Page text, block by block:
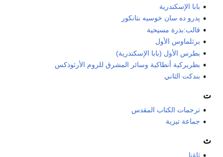
بابا الإسكندرية
پدرو ده سان خوسيه بتانكور
قالب:بذرة مسيحية
برثلماوس الأول
بطرس الأول (بابا الإسكندرية)
بطريركية أنطاكية وسائر المشرق للروم الأرثوذكس
بندكت الثاني
ت
ترجمات الكتاب المقدس
جماعة تيزية
ث
ثاؤنا